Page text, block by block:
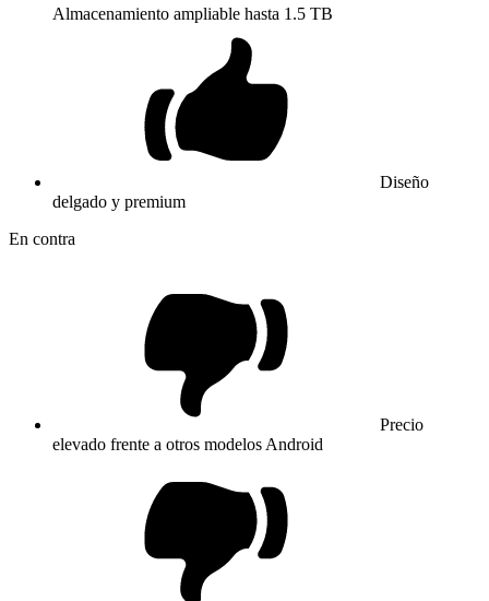
Almacenamiento ampliable hasta 1.5 TB
Diseño
delgado y premium
En contra
Precio
elevado frente a otros modelos Android